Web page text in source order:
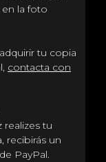
en la foto
tu copia
contacta con
realizes tu
recibirás un
PayPal.